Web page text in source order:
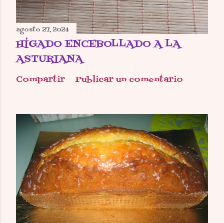
agosto 27, 2024
HÍGADO ENCEBOLLADO A LA
ASTURIANA
Compartir Publicar un comentario